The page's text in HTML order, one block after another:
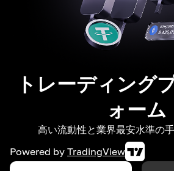
トレーディング
ォーム
高い流動性と業界最安水準の
Powered by TradingView